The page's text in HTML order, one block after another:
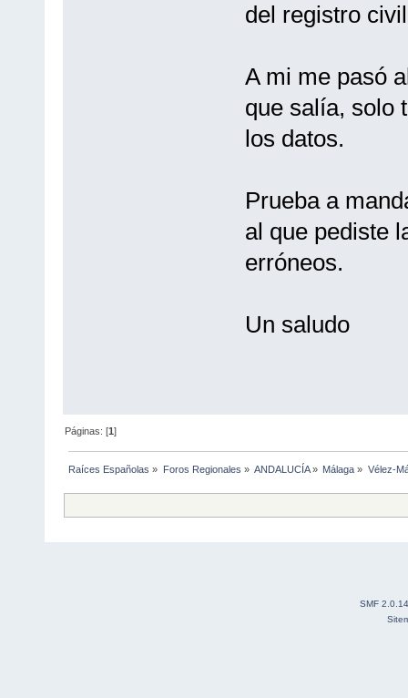
del registro
A mi me pasó
que salía, solo
los datos.
Prueba a
al que pediste
erróneos.
Un saludo
Páginas: [1]
Raíces Españolas » Foros Regionales » ANDALUCÍA» Málaga » Vélez-
SMF 2.0.14